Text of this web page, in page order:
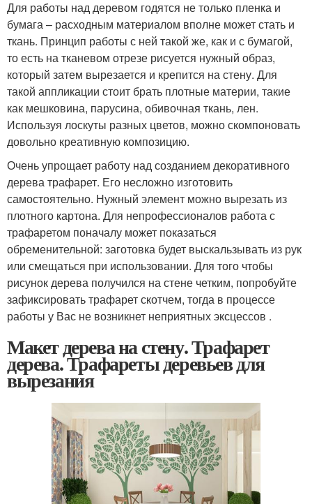
Для работы над деревом годятся не только пленка и
бумага – расходным материалом вполне может стать и
ткань. Принцип работы с ней такой же, как и с бумагой,
то есть на тканевом отрезе рисуется нужный образ,
который затем вырезается и крепится на стену. Для
такой аппликации стоит брать плотные материи, такие
как мешковина, парусина, обивочная ткань, лен.
Используя лоскуты разных цветов, можно скомпоновать
довольно креативную композицию.
Очень упрощает работу над созданием декоративного
дерева трафарет. Его несложно изготовить
самостоятельно. Нужный элемент можно вырезать из
плотного картона. Для непрофессионалов работа с
трафаретом поначалу может показаться
обременительной: заготовка будет выскальзывать из рук
или смещаться при использовании. Для того чтобы
рисунок дерева получился на стене четким, попробуйте
зафиксировать трафарет скотчем, тогда в процессе
работы у Вас не возникнет неприятных эксцессов .
Макет дерева на стену. Трафарет
дерева. Трафареты деревьев для
вырезания